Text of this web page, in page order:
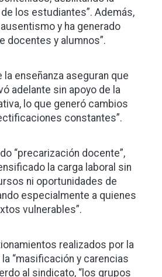
los estudiantes”. Además,
y ha generado
docentes y alumnos”.
enseñanza aseguran que
adelante sin apoyo de la
lo que generó cambios
constantes”.
“precarización docente”,
la carga laboral sin
ni oportunidades de
especialmente a quienes
vulnerables”.
realizados por la
la “masificación y carencias
al sindicato, “los grupos